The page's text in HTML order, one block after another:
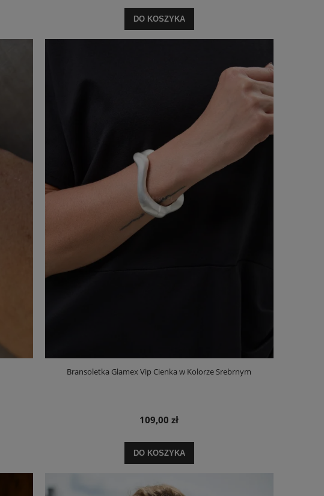
DO KOSZYKA
Bransoletka Glamex Vip Cienka w Kolorze Srebrnym
109,00 zł
DO KOSZYKA